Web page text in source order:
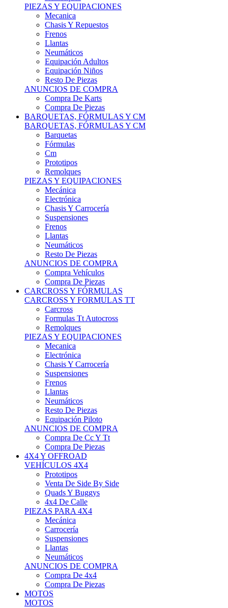
Mecanica
Chasis Y Repuestos
Frenos
Llantas
Neumáticos
Equipación Adultos
Equipación Niños
Resto De Piezas
ANUNCIOS DE COMPRA
Compra De Karts
Compra De Piezas
BARQUETAS, FÓRMULAS Y CM
BARQUETAS, FÓRMULAS Y CM
Barquetas
Fórmulas
Cm
Prototipos
Remolques
PIEZAS Y EQUIPACIONES
Mecánica
Electrónica
Chasis Y Carrocería
Suspensiones
Frenos
Llantas
Neumáticos
Resto De Piezas
ANUNCIOS DE COMPRA
Compra Vehículos
Compra De Piezas
CARCROSS Y FÓRMULAS
CARCROSS Y FORMULAS TT
Carcross
Formulas Tt Autocross
Remolques
PIEZAS Y EQUIPACIONES
Mecanica
Electrónica
Chasis Y Carrocería
Suspensiones
Frenos
Llantas
Neumáticos
Resto De Piezas
Equipación Piloto
ANUNCIOS DE COMPRA
Compra De Cc Y Tt
Compra De Piezas
4X4 Y OFFROAD
VEHÍCULOS 4X4
Prototipos
Venta De Side By Side
Quads Y Buggys
4x4 De Calle
PIEZAS PARA 4X4
Mecánica
Carrocería
Suspensiones
Llantas
Neumáticos
ANUNCIOS DE COMPRA
Compra De 4x4
Compra De Piezas
MOTOS
MOTOS
Motos De Circuito